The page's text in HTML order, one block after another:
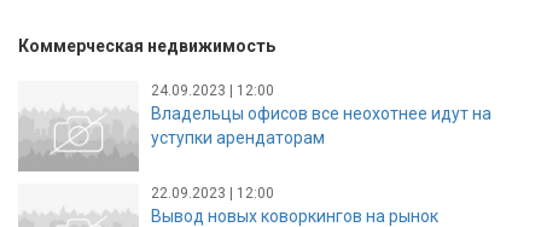
Коммерческая недвижимость
24.09.2023 | 12:00
Владельцы офисов все неохотнее идут на
уступки арендаторам
22.09.2023 | 12:00
Вывод новых коворкингов на рынок